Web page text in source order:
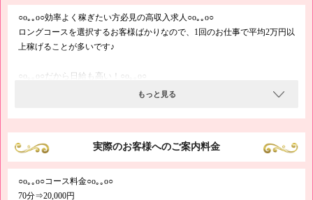
○o｡｡o○効率よく稼ぎたい方必見の高収入求人○o｡｡o○
ロングコースを選択するお客様ばかりなので、1回のお仕事で平均2万円以
上稼げることが多いです♪
○o｡｡o○だから日給も高い！○o｡｡o○
1回のお仕事あたりのバックが高いため、日給5万円以上も夢ではありませ
○o｡｡o○特典満載の豪華求人○o｡｡o○
入店祝金、保証給、ボーナスもあります。
通常のお給料以外にも稼げるチャンスをご用意し、夢の実現をサポートい
たします！
もっと見る
実際のお客様へのご案内料金
○o｡｡o○コース料金○o｡｡o○
70分⇒20,000円